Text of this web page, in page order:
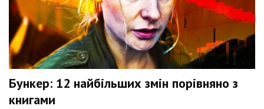
Бункер: 12 найбільших змін порівняно з
книгами